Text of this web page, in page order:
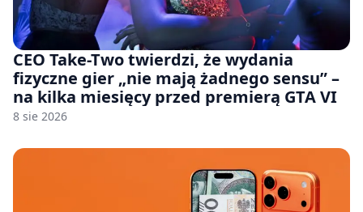
CEO Take-Two twierdzi, że wydania
fizyczne gier „nie mają żadnego sensu” –
na kilka miesięcy przed premierą GTA VI
8 sie 2026